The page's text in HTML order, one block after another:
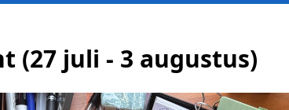
(27 juli - 3 augustus)